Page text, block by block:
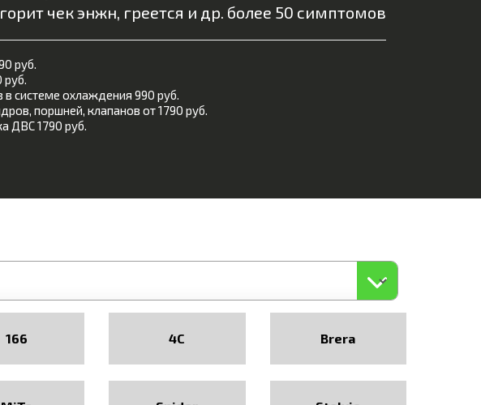
чек энжн, греется и др. более 50 симптомов
руб.
руб.
в системе охлаждения 990 руб.
поршней, клапанов от 1790 руб.
ДВС 1790 руб.
166 4C Brera